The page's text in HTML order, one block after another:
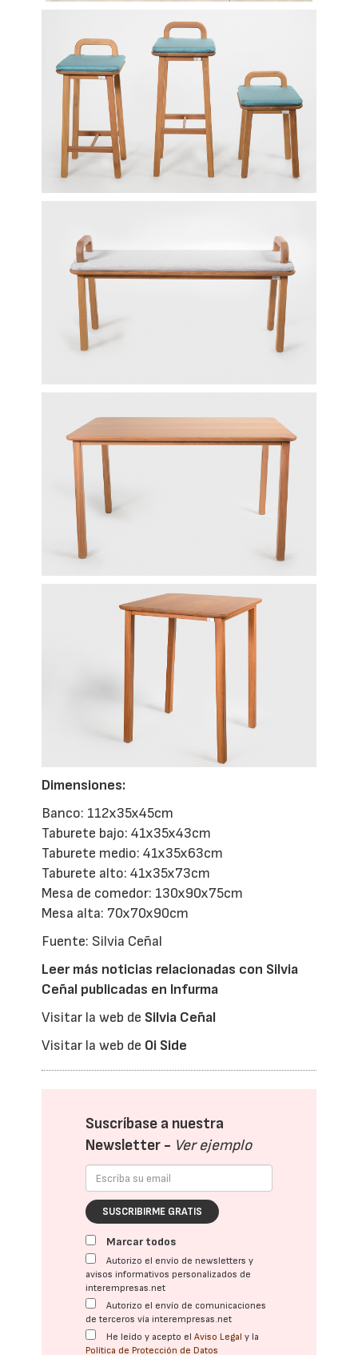
Dimensiones:
Banco: 112x35x45cm
Taburete bajo: 41x35x43cm
Taburete medio: 41x35x63cm
Taburete alto: 41x35x73cm
Mesa de comedor: 130x90x75cm
Mesa alta: 70x70x90cm
Fuente: Silvia Ceñal
Leer más noticias relacionadas con Silvia
Ceñal publicadas en Infurma
Visitar la web de Silvia Ceñal
Visitar la web de Oi Side
Suscríbase a nuestra
Newsletter - Ver ejemplo
SUSCRIBIRME GRATIS
Marcar todos
Autorizo el envío de newsletters y
avisos informativos personalizados de
interempresas.net
Autorizo el envío de comunicaciones
de terceros vía interempresas.net
He leído y acepto elAviso Legal y la
Política de Protección de Datos